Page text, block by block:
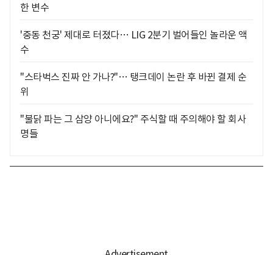
한 변수
'중동 천궁' 제대로 터졌다… LIG 2분기 벌어들인 놀라운 액
수
"스타벅스 진짜 안 가나?"… 탱크데이 논란 후 바뀐 결제 순
위
"불닭 파는 그 삼양 아니에요?" 주식할 때 주의해야 할 회사
명들